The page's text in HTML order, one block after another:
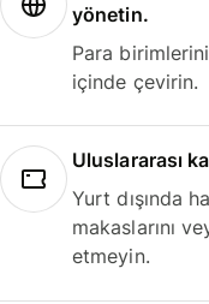
yönetin.
Para
içinde çevirin.
Uluslararası
Yurt dışında
makaslarını
etmeyin.